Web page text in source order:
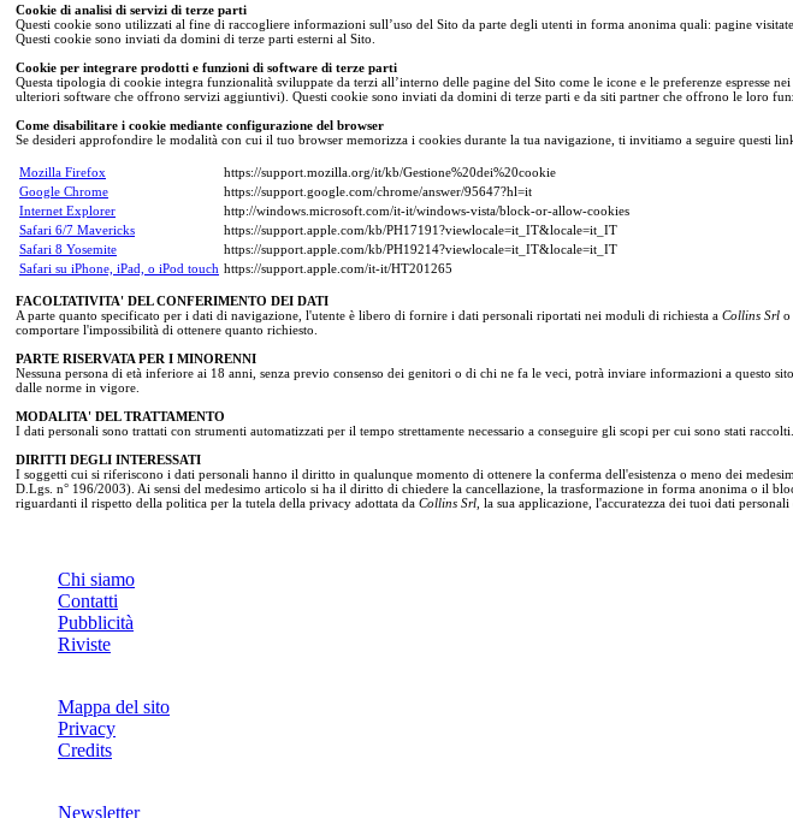
Cookie di analisi di servizi di terze parti
Questi cookie sono utilizzati al fine di raccogliere informazioni sull’uso del Sito da parte degli utenti in forma anonima quali: pagine
Questi cookie sono inviati da domini di terze parti esterni al Sito.
Cookie per integrare prodotti e funzioni di software di terze parti
Questa tipologia di cookie integra funzionalità sviluppate da terzi all’interno delle pagine del Sito come le icone e le preferenze
ulteriori software che offrono servizi aggiuntivi). Questi cookie sono inviati da domini di terze parti e da siti partner che offrono le loro
Come disabilitare i cookie mediante configurazione del browser
Se desideri approfondire le modalità con cui il tuo browser memorizza i cookies durante la tua navigazione, ti invitiamo a seguire questi
Mozilla Firefox
https://support.mozilla.org/it/kb/Gestione%20dei%20cookie
Google Chrome
https://support.google.com/chrome/answer/95647?hl=it
Internet Explorer
http://windows.microsoft.com/it-it/windows-vista/block-or-allow-cookies
Safari 6/7 Mavericks
https://support.apple.com/kb/PH17191?viewlocale=it_IT&locale=it_IT
Safari 8 Yosemite
https://support.apple.com/kb/PH19214?viewlocale=it_IT&locale=it_IT
Safari su iPhone, iPad, o iPod touch https://support.apple.com/it-it/HT201265
FACOLTATIVITA' DEL CONFERIMENTO DEI DATI
A parte quanto specificato per i dati di navigazione, l'utente è libero di fornire i dati personali riportati nei moduli di richiesta a Collins Srl o
comportare l'impossibilità di ottenere quanto richiesto.
PARTE RISERVATA PER I MINORENNI
Nessuna persona di età inferiore ai 18 anni, senza previo consenso dei genitori o di chi ne fa le veci, potrà inviare informazioni a questo
dalle norme in vigore.
MODALITA' DEL TRATTAMENTO
I dati personali sono trattati con strumenti automatizzati per il tempo strettamente necessario a conseguire gli scopi per cui sono stati
DIRITTI DEGLI INTERESSATI
I soggetti cui si riferiscono i dati personali hanno il diritto in qualunque momento di ottenere la conferma dell'esistenza o meno dei
D.Lgs. n° 196/2003). Ai sensi del medesimo articolo si ha il diritto di chiedere la cancellazione, la trasformazione in forma anonima o il
riguardanti il rispetto della politica per la tutela della privacy adottata da Collins Srl , la sua applicazione, l'accuratezza dei tuoi dati
Chi siamo
Contatti
Pubblicità
Riviste
Mappa del sito
Privacy
Credits
Newsletter